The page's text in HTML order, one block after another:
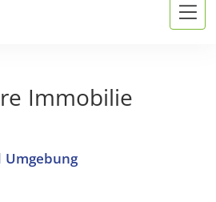
Immobilie
Umgebung